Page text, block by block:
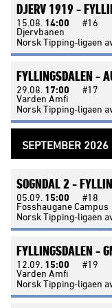
DJERV 1919 -
15.08. 14:00 #16
Djervbanen
Norsk Tipping-ligaen
FYLLINGSDALEN -
29.08. 17:00 #17
Varden Amfi
Norsk Tipping-ligaen
SEPTEMBER 2026
SOGNDAL 2 -
05.09. 15:00 #18
Fosshaugane Campus
Norsk Tipping-ligaen
FYLLINGSDALEN -
12.09. 15:00 #19
Varden Amfi
Norsk Tipping-ligaen